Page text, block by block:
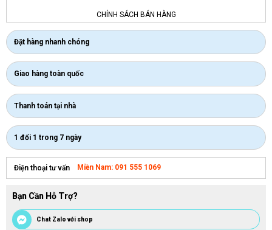
CHÍNH SÁCH BÁN HÀNG
Đặt hàng nhanh chóng
Giao hàng toàn quốc
Thanh toán tại nhà
1 đổi 1 trong 7 ngày
Điện thoại tư vấn Miền Nam: 091 555 1069
Bạn Cần Hỗ Trợ?
Chat Zalo với shop